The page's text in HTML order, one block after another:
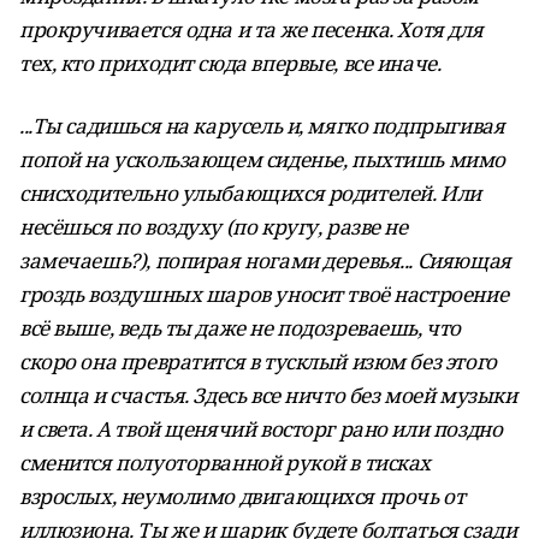
прокручивается одна и та же песенка. Хотя для
тех, кто приходит сюда впервые, все иначе.
...Ты садишься на карусель и, мягко подпрыгивая
попой на ускользающем сиденье, пыхтишь мимо
снисходительно улыбающихся родителей. Или
несёшься по воздуху (по кругу, разве не
замечаешь?), попирая ногами деревья... Сияющая
гроздь воздушных шаров уносит твоё настроение
всё выше, ведь ты даже не подозреваешь, что
скоро она превратится в тусклый изюм без этого
солнца и счастья. Здесь все ничто без моей музыки
и света. А твой щенячий восторг рано или поздно
сменится полуоторванной рукой в тисках
взрослых, неумолимо двигающихся прочь от
иллюзиона. Ты же и шарик будете болтаться сзади